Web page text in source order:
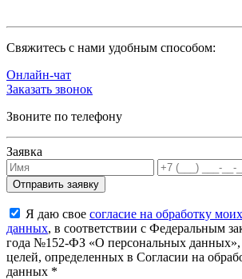
Cвяжитесь с нами удобным способом:
Онлайн-чат
Заказать звонок
Звоните по телефону
Заявка
Я даю свое согласие на обработку
данных, в соответствии с Федеральным
года №152-ФЗ «О персональных данных»,
целей, определенных в Согласии на
данных *